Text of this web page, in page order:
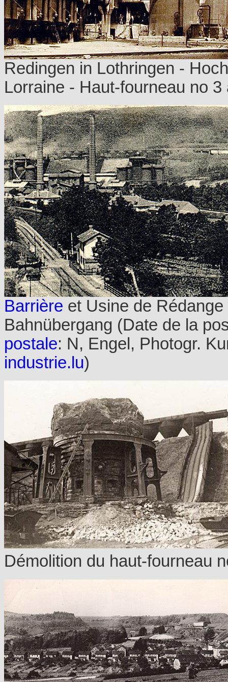
Redingen in Lothringen -
Lorraine - Haut-fourneau no
Barrière et Usine de
Bahnübergang (Date de la
postale: N, Engel, Photogr.
industrie.lu)
Démolition du haut-fourneau